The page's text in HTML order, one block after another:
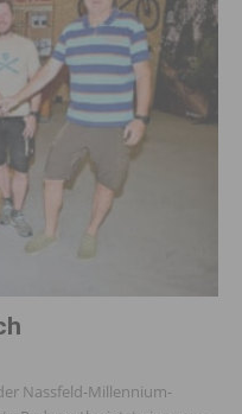
Nassfeld-Millennium-